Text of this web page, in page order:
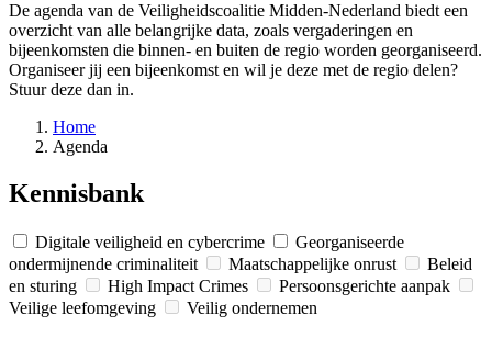
De agenda van de Veiligheidscoalitie Midden-Nederland biedt een
overzicht van alle belangrijke data, zoals vergaderingen en
bijeenkomsten die binnen- en buiten de regio worden georganiseerd.
Organiseer jij een bijeenkomst en wil je deze met de regio delen?
Stuur deze dan in.
Home
Agenda
Kennisbank
Digitale veiligheid en cybercrime
Georganiseerde
ondermijnende criminaliteit
Maatschappelijke onrust
Beleid
en sturing
High Impact Crimes
Persoonsgerichte aanpak
Veilige leefomgeving
Veilig ondernemen